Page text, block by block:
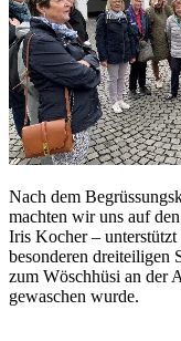
Nach dem
machten wir uns auf
Iris Kocher –
besonderen dreiteiligen
zum Wöschhüsi an der
gewaschen wurde.